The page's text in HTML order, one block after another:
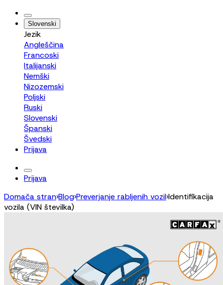
Slovenski
Jezik
Angleščina
Francoski
Italijanski
Nemški
Nizozemski
Poljski
Ruski
Slovenski
Španski
Švedski
Prijava
Prijava
Domača stran›Blog›Preverjanje rabljenih vozil›Identifikacija
vozila (VIN številka)